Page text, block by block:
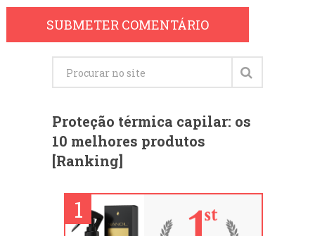
Proteção térmica capilar: os
10 melhores produtos
[Ranking]